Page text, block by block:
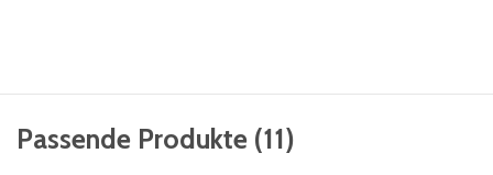
Passende Produkte (11)